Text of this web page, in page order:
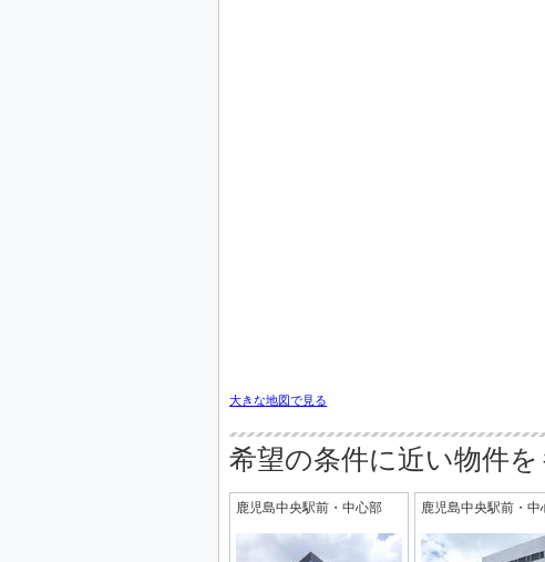
大きな地図で見る
希望の条件に近い物件
鹿児島中央駅前・中心部 鹿児島中央駅前・中